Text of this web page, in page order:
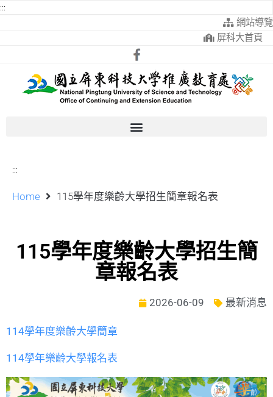
:::
網站導覽
屏科大首頁
:::
Home 115學年度樂齡大學招生簡章報名表
115學年度樂齡大學招生簡
章報名表
2026-06-09 最新消息
114學年度樂齡大學簡章
114學年樂齡大學報名表